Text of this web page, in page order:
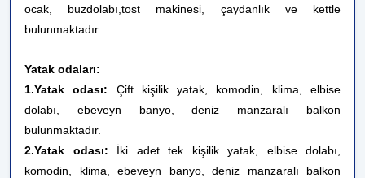
ocak, buzdolabı,tost makinesi, çaydanlık ve kettle
bulunmaktadır.
Yatak odaları:
1.Yatak odası: Çift kişilik yatak, komodin, klima, elbise
dolabı, ebeveyn banyo, deniz manzaralı balkon
bulunmaktadır.
2.Yatak odası: İki adet tek kişilik yatak, elbise dolabı,
komodin, klima, ebeveyn banyo, deniz manzaralı balkon